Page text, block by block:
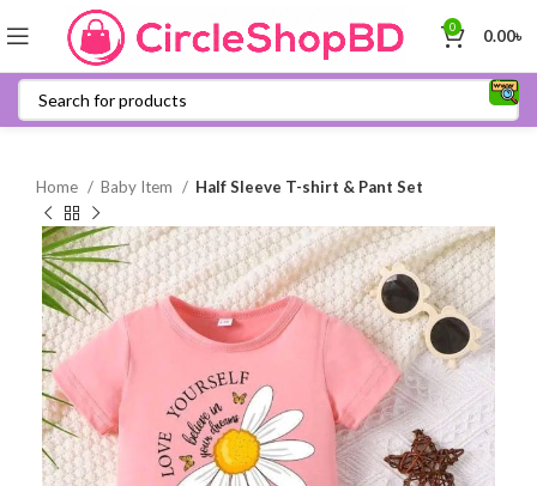
0 0.00৳
Home Baby Item Half Sleeve T-shirt & Pant Set